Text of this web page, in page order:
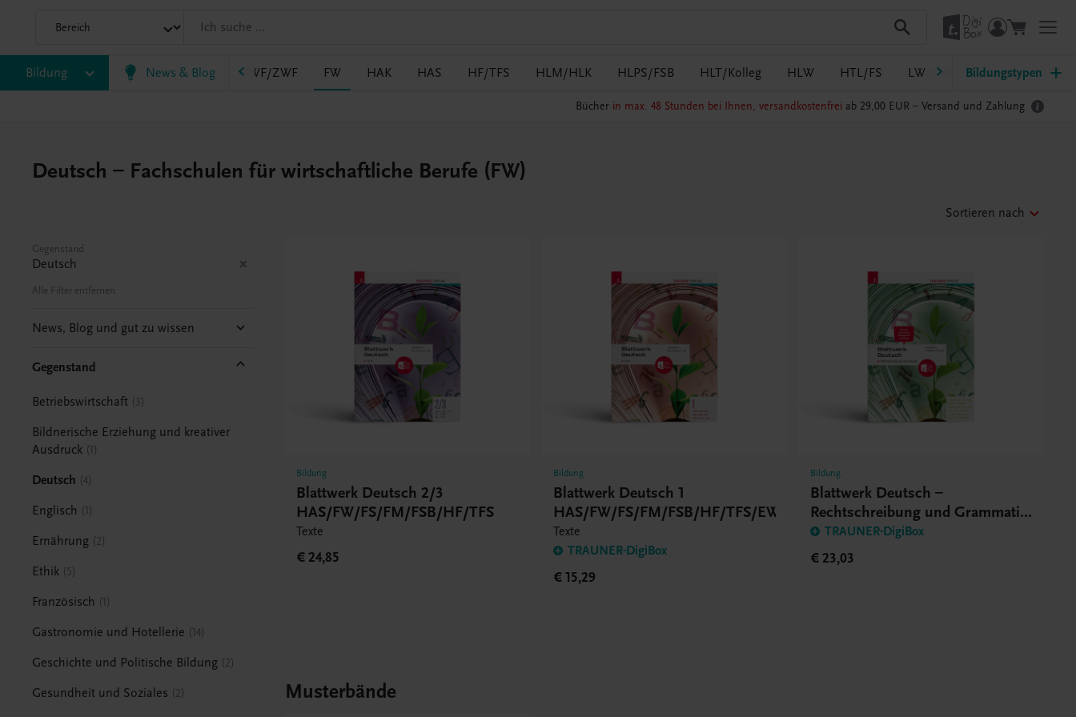
Bildung News & Blog
BAFEP/BASOP BRP BS EWF/ZWF FW HAK HAS HF/TFS HLM/HLK HLPS/FSB HLT/Kolleg HLW HTL/FS LW/LWBF MS/ASO
Bildungstypen
Bücher in max. 48 Stunden bei Ihnen, versandkostenfrei ab 29,00 EUR – Versand und Zahlung
Deutsch – Fachschulen für wirtschaftliche Berufe (FW)
Sortieren nach
Gegenstand
Deutsch
Alle Filter entfernen
News, Blog und gut zu wissen
Gegenstand
Betriebswirtschaft 3
Bildnerische Erziehung und kreativer
Ausdruck 1
Deutsch 4
Englisch 1
Ernährung 2
Ethik 5
Französisch 1
Gastronomie und Hotellerie 14
Geschichte und Politische Bildung 2
Gesundheit und Soziales 2
Bildung
Blattwerk Deutsch 2/3
HAS/FW/FS/FM/FSB/HF/TFS
Texte
€ 24,85
Bildung
Blattwerk Deutsch 1
HAS/FW/FS/FM/FSB/HF/TFS/EWF/ZWF
Texte
TRAUNER-DigiBox
€ 15,29
Bildung
Blattwerk Deutsch –
Rechtschreibung und Grammatik
BHS/BMS
TRAUNER-DigiBox
€ 23,03
Musterbände